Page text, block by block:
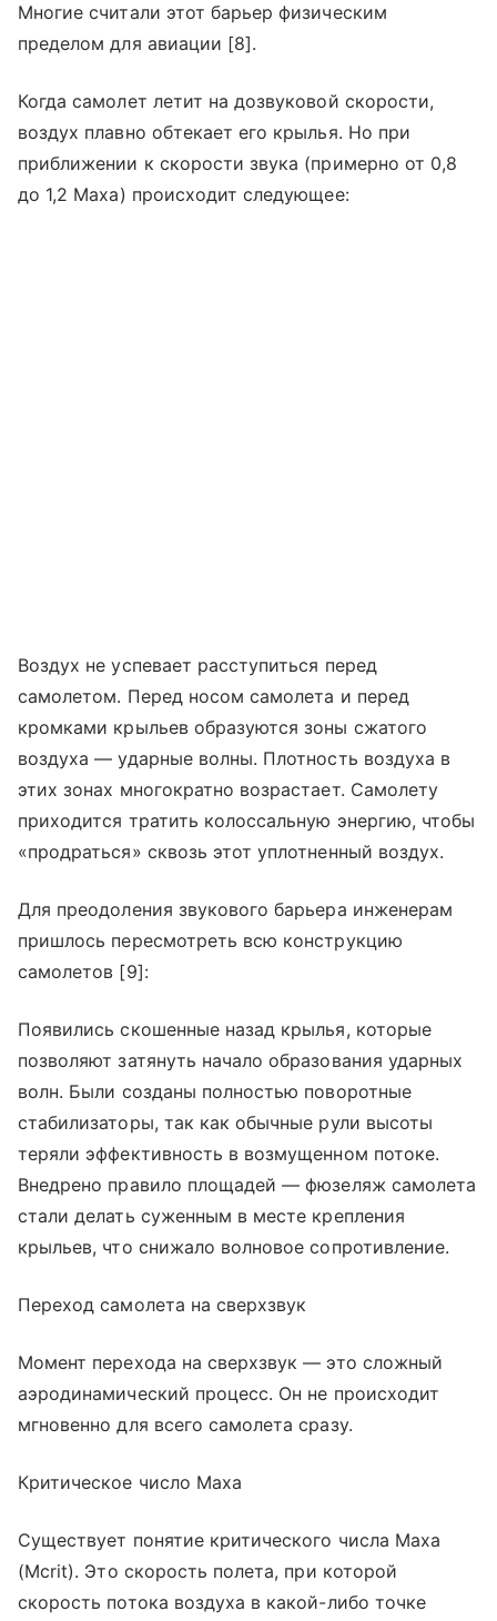
Многие считали этот барьер физическим
пределом для авиации [8].
Когда самолет летит на дозвуковой скорости,
воздух плавно обтекает его крылья. Но при
приближении к скорости звука (примерно от 0,8
до 1,2 Маха) происходит следующее:
Воздух не успевает расступиться перед
самолетом. Перед носом самолета и перед
кромками крыльев образуются зоны сжатого
воздуха — ударные волны. Плотность воздуха в
этих зонах многократно возрастает. Самолету
приходится тратить колоссальную энергию, чтобы
«продраться» сквозь этот уплотненный воздух.
Для преодоления звукового барьера инженерам
пришлось пересмотреть всю конструкцию
самолетов [9]:
Появились скошенные назад крылья, которые
позволяют затянуть начало образования ударных
волн. Были созданы полностью поворотные
стабилизаторы, так как обычные рули высоты
теряли эффективность в возмущенном потоке.
Внедрено правило площадей — фюзеляж самолета
стали делать суженным в месте крепления
крыльев, что снижало волновое сопротивление.
Переход самолета на сверхзвук
Момент перехода на сверхзвук — это сложный
аэродинамический процесс. Он не происходит
мгновенно для всего самолета сразу.
Критическое число Маха
Существует понятие критического числа Маха
(Mcrit). Это скорость полета, при которой
скорость потока воздуха в какой-либо точке